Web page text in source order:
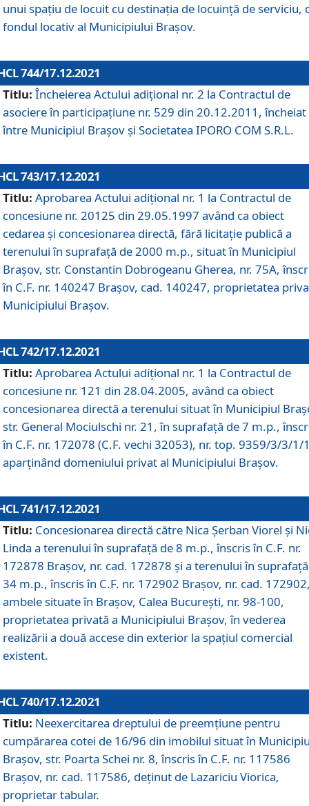
unui spațiu de locuit cu destinația de locuință de serviciu,
fondul locativ al Municipiului Brașov.
744/17.12.2021
Titlu: Încheierea Actului adițional nr. 2 la Contractul de
asociere în participațiune nr. 529 din 20.12.2011, încheiat
între Municipiul Brașov și Societatea IPORO COM S.R.L.
743/17.12.2021
Titlu: Aprobarea Actului adiţional nr. 1 la Contractul de
concesiune nr. 20125 din 29.05.1997 având ca obiect
cedarea și concesionarea directă, fără licitație publică a
terenului în suprafață de 2000 m.p., situat în Municipiul
Brașov, str. Constantin Dobrogeanu Gherea, nr. 75A,
în C.F. nr. 140247 Brașov, cad. 140247, proprietatea
Municipiului Brașov.
742/17.12.2021
Titlu: Aprobarea Actului adiţional nr. 1 la Contractul de
concesiune nr. 121 din 28.04.2005, având ca obiect
concesionarea directă a terenului situat în Municipiul
str. General Mociulschi nr. 21, în suprafață de 7 m.p.,
în C.F. nr. 172078 (C.F. vechi 32053), nr. top. 9359/3/3/1/
aparținând domeniului privat al Municipiului Brașov.
741/17.12.2021
Titlu: Concesionarea directă către Nica Șerban Viorel și
Linda a terenului în suprafață de 8 m.p., înscris în C.F. nr.
172878 Brașov, nr. cad. 172878 și a terenului în
34 m.p., înscris în C.F. nr. 172902 Brașov, nr. cad.
ambele situate în Brașov, Calea București, nr. 98-100,
proprietatea privată a Municipiului Brașov, în vederea
realizării a două accese din exterior la spațiul comercial
existent.
740/17.12.2021
Titlu: Neexercitarea dreptului de preemţiune pentru
cumpărarea cotei de 16/96 din imobilul situat în
Braşov, str. Poarta Schei nr. 8, înscris în C.F. nr. 117586
Brașov, nr. cad. 117586, deținut de Lazariciu Viorica,
proprietar tabular.